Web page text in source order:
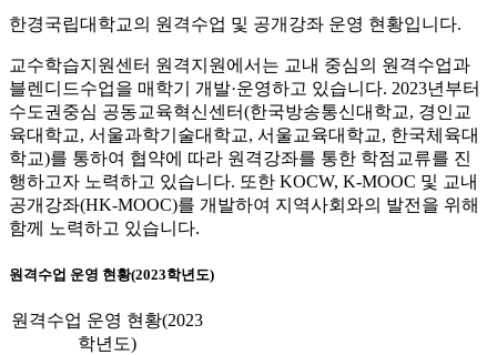
한경국립대학교의 원격수업 및 공개강좌 운영 현황입니다.
교수학습지원센터 원격지원에서는 교내 중심의 원격수업과
블렌디드수업을 매학기 개발·운영하고 있습니다. 2023년부터
수도권중심 공동교육혁신센터(한국방송통신대학교, 경인교
육대학교, 서울과학기술대학교, 서울교육대학교, 한국체육대
학교)를 통하여 협약에 따라 원격강좌를 통한 학점교류를 진
행하고자 노력하고 있습니다. 또한 KOCW, K-MOOC 및 교내
공개강좌(HK-MOOC)를 개발하여 지역사회와의 발전을 위해
함께 노력하고 있습니다.
원격수업 운영 현황(2023학년도)
원격수업 운영 현황(2023
학년도)